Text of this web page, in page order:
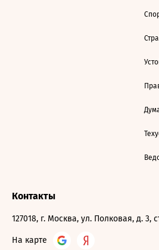
Контакты
127018, г. Москва, ул. Полковая, д. 3,
На карте